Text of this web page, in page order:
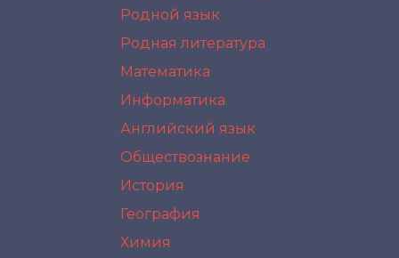
Родной язык
Родная литература
Математика
Информатика
Английский язык
Обществознание
История
География
Химия